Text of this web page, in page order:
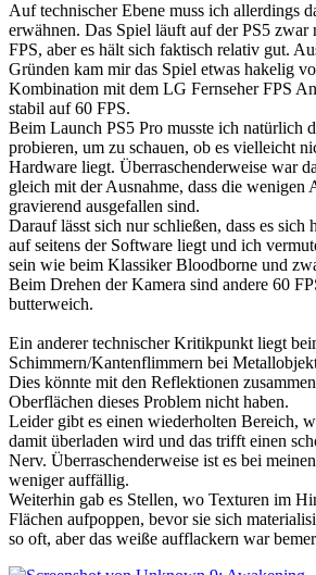
Auf technischer Ebene muss ich allerdings
erwähnen. Das Spiel läuft auf der PS5 zwar
FPS, aber es hält sich faktisch relativ gut.
Gründen kam mir das Spiel etwas hakelig
Kombination mit dem LG Fernseher FPS
stabil auf 60 FPS.
Beim Launch PS5 Pro musste ich natürlich
probieren, um zu schauen, ob es vielleicht
Hardware liegt. Überraschenderweise war
gleich mit der Ausnahme, dass die wenigen
gravierend ausgefallen sind.
Darauf lässt sich nur schließen, dass es sich
auf seitens der Software liegt und ich
sein wie beim Klassiker Bloodborne und
Beim Drehen der Kamera sind andere 60
butterweich.
Ein anderer technischer Kritikpunkt liegt
Schimmern/Kantenflimmern bei
Dies könnte mit den Reflektionen
Oberflächen dieses Problem nicht haben.
Leider gibt es einen wiederholten Bereich,
damit überladen wird und das trifft einen
Nerv. Überraschenderweise ist es bei
weniger auffällig.
Weiterhin gab es Stellen, wo Texturen im
Flächen aufpoppen, bevor sie sich
so oft, aber das weiße aufflackern war